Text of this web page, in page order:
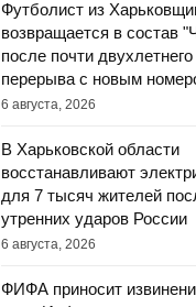
Футболист из
возвращается в состав
после почти двухлетнего
перерыва с новым
6 августа, 2026
В Харьковской области
восстанавливают
для 7 тысяч жителей
утренних ударов России
6 августа, 2026
ФИФА приносит